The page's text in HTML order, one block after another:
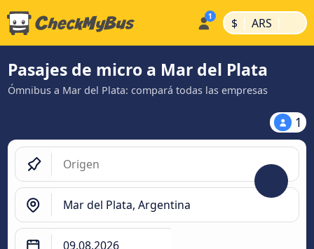
$ | ARS |
Pasajes de micro a Mar del Plata
Ómnibus a Mar del Plata: compará todas las empresas
1